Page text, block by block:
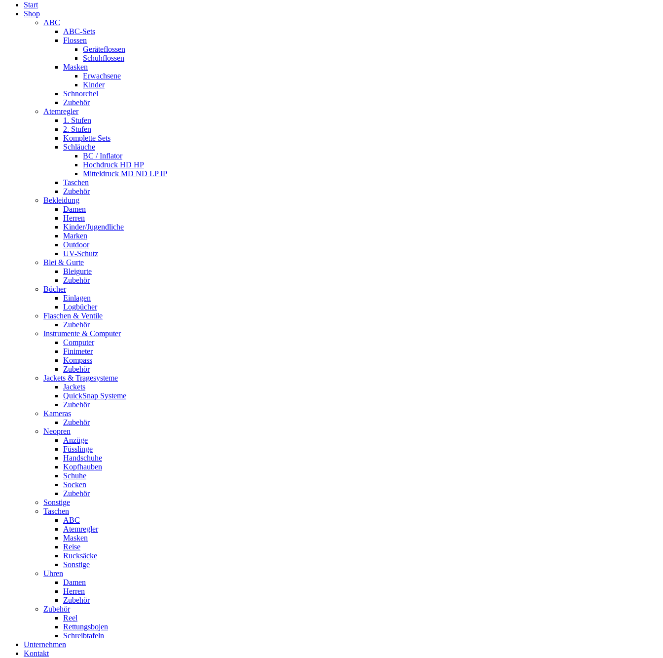
Start
Shop
ABC
ABC-Sets
Flossen
Geräteflossen
Schuhflossen
Masken
Erwachsene
Kinder
Schnorchel
Zubehör
Atemregler
1. Stufen
2. Stufen
Komplette Sets
Schläuche
BC / Inflator
Hochdruck HD HP
Mitteldruck MD ND LP IP
Taschen
Zubehör
Bekleidung
Damen
Herren
Kinder/Jugendliche
Marken
Outdoor
UV-Schutz
Blei & Gurte
Bleigurte
Zubehör
Bücher
Einlagen
Logbücher
Flaschen & Ventile
Zubehör
Instrumente & Computer
Computer
Finimeter
Kompass
Zubehör
Jackets & Tragesysteme
Jackets
QuickSnap Systeme
Zubehör
Kameras
Zubehör
Neopren
Anzüge
Füsslinge
Handschuhe
Kopfhauben
Schuhe
Socken
Zubehör
Sonstige
Taschen
ABC
Atemregler
Masken
Reise
Rucksäcke
Sonstige
Uhren
Damen
Herren
Zubehör
Zubehör
Reel
Rettungsbojen
Schreibtafeln
Unternehmen
Kontakt